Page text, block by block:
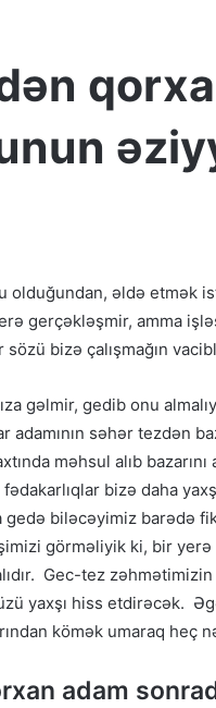
əldə etmək
gerçəkləşmir, amma
bizə çalışmağın
gəlmir, gedib onu
səhər tezdən
məhsul alıb
fədakarlıqlar bizə daha
gedə biləcəyimiz barədə
işimizi görməliyik ki, bir
Gec-tez zəhmətimizin
yaxşı hiss etdirəcək.
kömək umaraq heç
adam